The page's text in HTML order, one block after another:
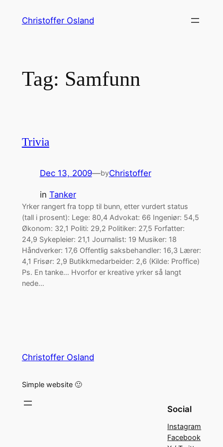
Christoffer Osland
Tag: Samfunn
Trivia
Dec 13, 2009—byChristoffer
in Tanker
Yrker rangert fra topp til bunn, etter vurdert status
(tall i prosent): Lege: 80,4 Advokat: 66 Ingeniør: 54,5
Økonom: 32,1 Politi: 29,2 Politiker: 27,5 Forfatter:
24,9 Sykepleier: 21,1 Journalist: 19 Musiker: 18
Håndverker: 17,6 Offentlig saksbehandler: 16,3 Lærer:
4,1 Frisør: 2,9 Butikkmedarbeider: 2,6 (Kilde: Proffice)
Ps. En tanke… Hvorfor er kreative yrker så langt
nede…
Christoffer Osland
Simple website 🙂
Social
Instagram
Facebook